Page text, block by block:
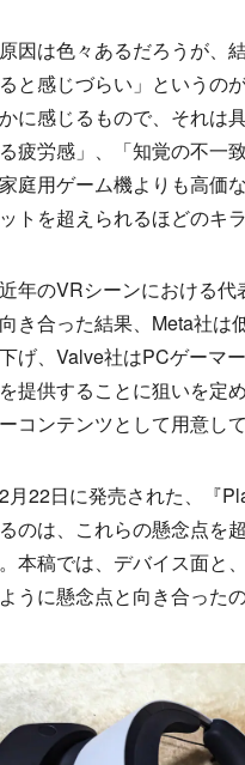
因は色々あるだろうが、
と感じづらい」というの
に感じるもので、それは
疲労感」、「知覚の不一
家庭用ゲーム機よりも高
トを超えられるほどのキ
年のVRシーンにおける代
き合った結果、Meta社は
げ、Valve社はPCゲーマ
提供することに狙いを定
コンテンツとして用意し
22日に発売された、『
のは、これらの懸念点を
本稿では、デバイス面と
うに懸念点と向き合った